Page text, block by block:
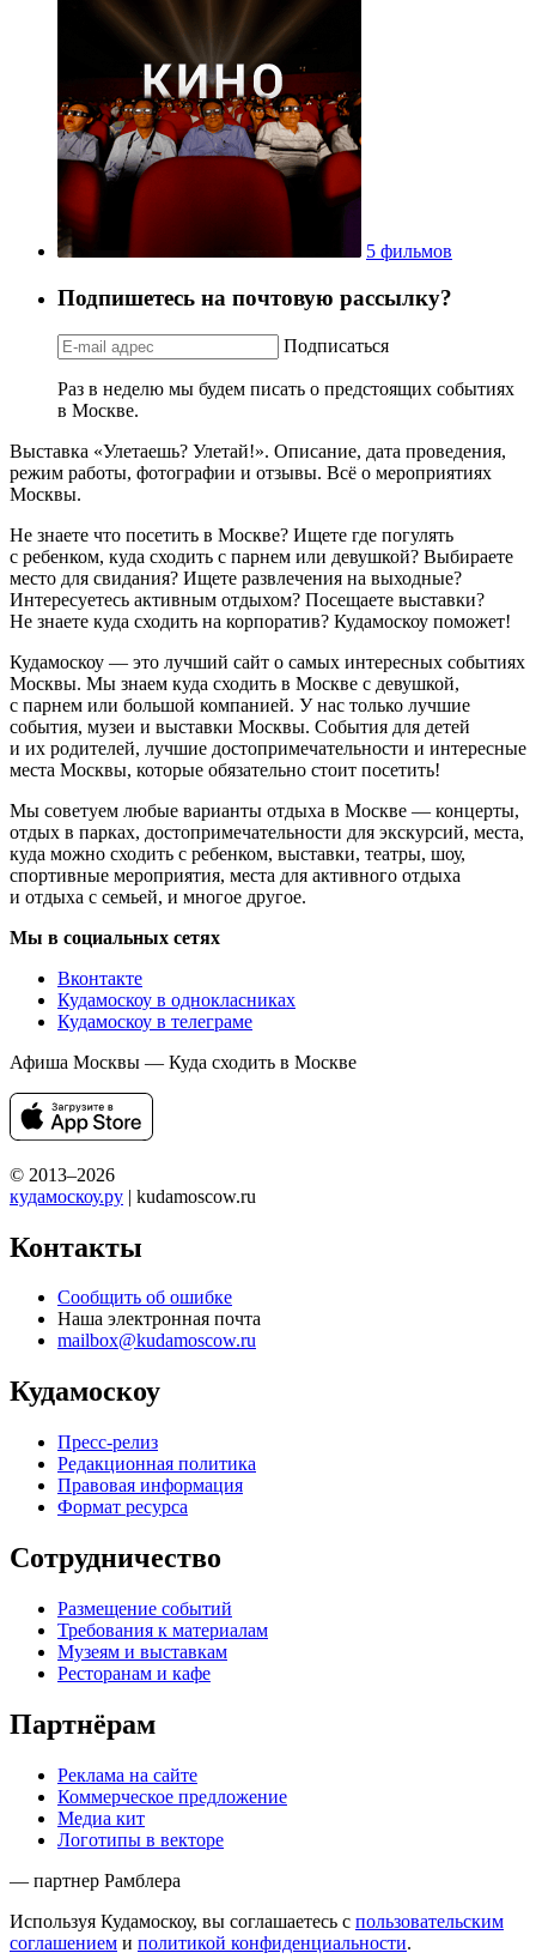
5 фильмов
Подпишетесь на почтовую рассылку?
Подписаться
Раз в неделю мы будем писать о предстоящих событиях
в Москве.
Выставка «Улетаешь? Улетай!». Описание, дата проведения,
режим работы, фотографии и отзывы. Всё о мероприятиях
Москвы.
Не знаете что посетить в Москве? Ищете где погулять
с ребенком, куда сходить с парнем или девушкой? Выбираете
место для свидания? Ищете развлечения на выходные?
Интересуетесь активным отдыхом? Посещаете выставки?
Не знаете куда сходить на корпоратив? Кудамоскоу поможет!
Кудамоскоу — это лучший сайт о самых интересных событиях
Москвы. Мы знаем куда сходить в Москве с девушкой,
с парнем или большой компанией. У нас только лучшие
события, музеи и выставки Москвы. События для детей
и их родителей, лучшие достопримечательности и интересные
места Москвы, которые обязательно стоит посетить!
Мы советуем любые варианты отдыха в Москве — концерты,
отдых в парках, достопримечательности для экскурсий, места,
куда можно сходить с ребенком, выставки, театры, шоу,
спортивные мероприятия, места для активного отдыха
и отдыха с семьей, и многое другое.
Мы в социальных сетях
Вконтакте
Кудамоскоу в однокласниках
Кудамоскоу в телеграме
Афиша Москвы — Куда сходить в Москве
© 2013–2026
кудамоскоу.ру | kudamoscow.ru
Контакты
Сообщить об ошибке
Наша электронная почта
mailbox@kudamoscow.ru
Кудамоскоу
Пресс-релиз
Редакционная политика
Правовая информация
Формат ресурса
Сотрудничество
Размещение событий
Требования к материалам
Музеям и выставкам
Ресторанам и кафе
Партнёрам
Реклама на сайте
Коммерческое предложение
Медиа кит
Логотипы в векторе
— партнер Рамблера
Используя Кудамоскоу, вы соглашаетесь с пользовательским
соглашением и политикой конфиденциальности.